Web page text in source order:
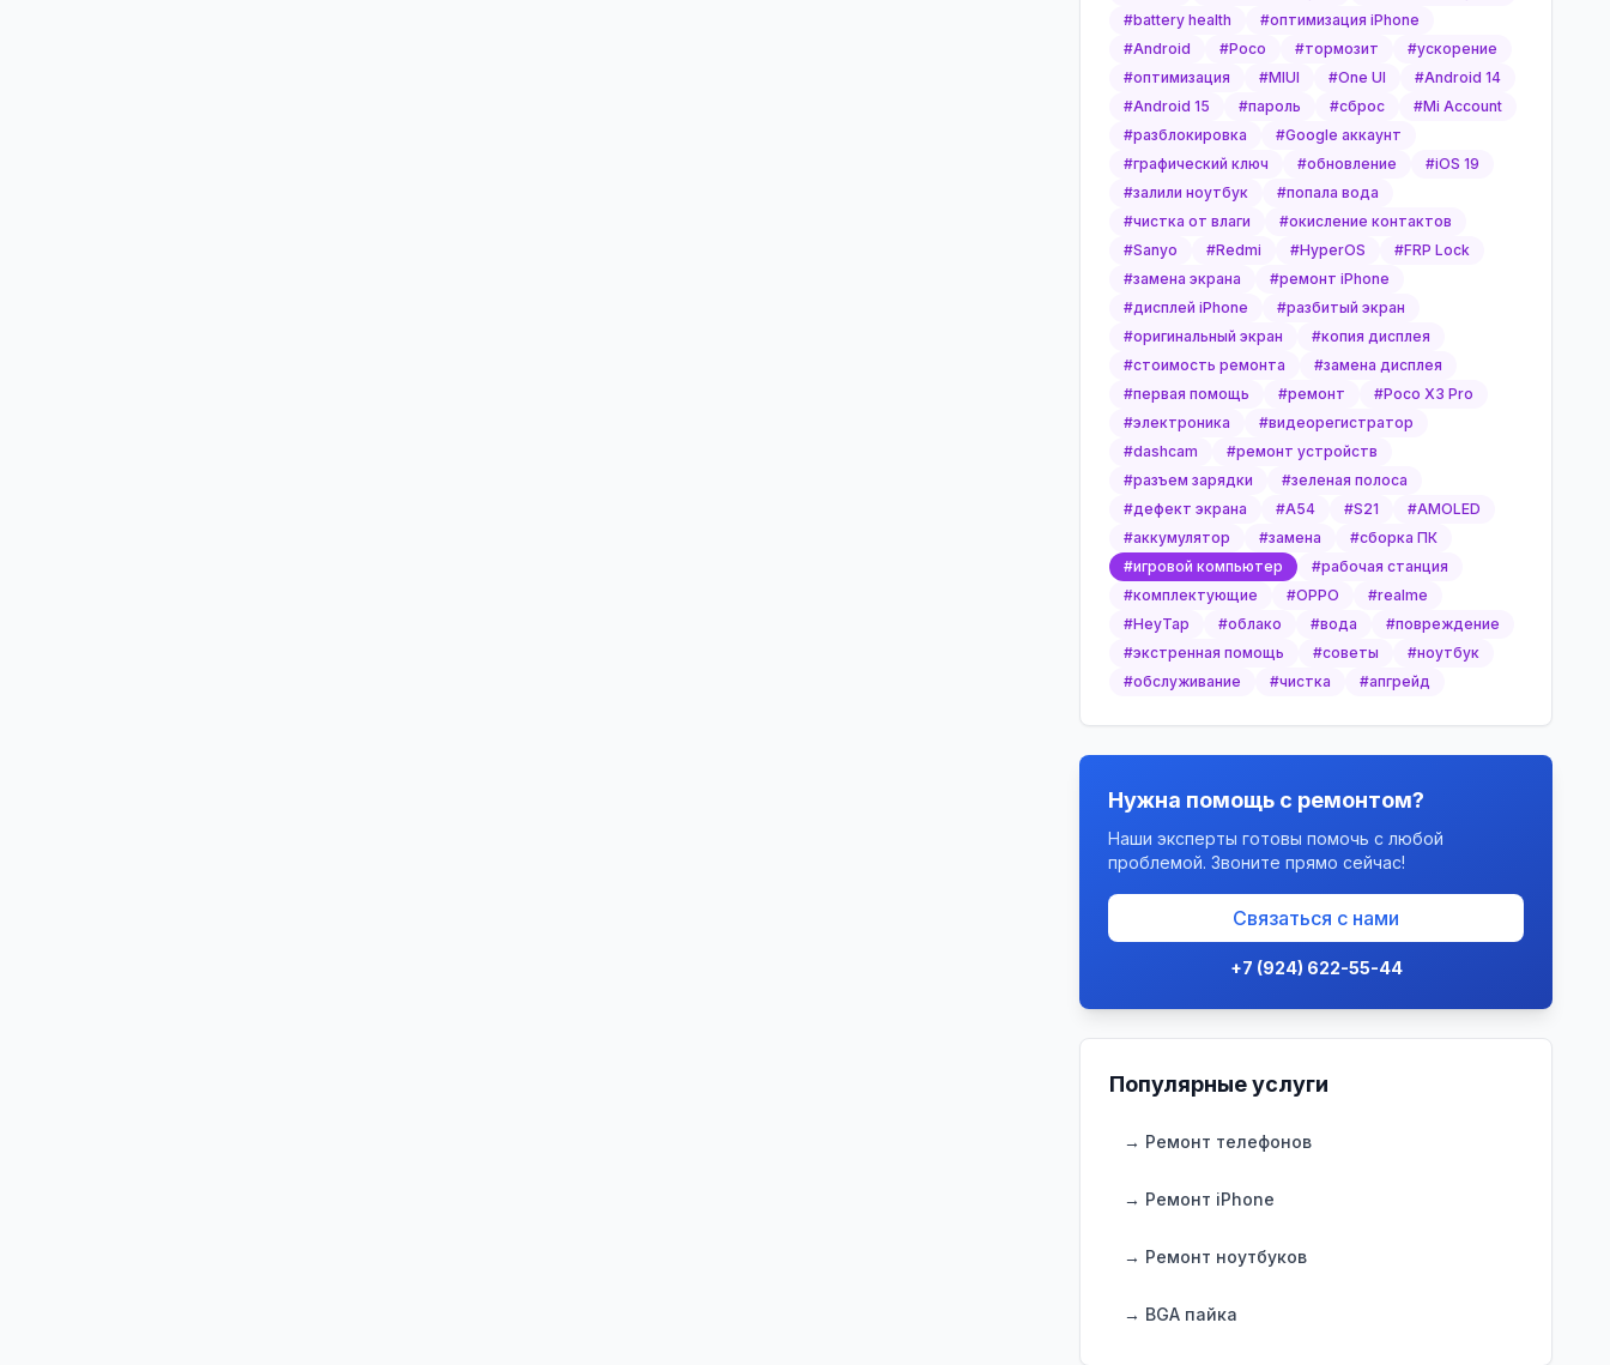
#battery health #оптимизация iPhone
#Android #Poco #тормозит #ускорение
#оптимизация #MIUI #One UI #Android 14
#Android 15 #пароль #сброс #Mi Account
#разблокировка #Google аккаунт
#графический ключ #обновление #iOS 19
#залили ноутбук #попала вода
#чистка от влаги #окисление контактов
#Sanyo #Redmi #HyperOS #FRP Lock
#замена экрана #ремонт iPhone
#дисплей iPhone #разбитый экран
#оригинальный экран #копия дисплея
#стоимость ремонта #замена дисплея
#первая помощь #ремонт #Poco X3 Pro
#электроника #видеорегистратор
#dashcam #ремонт устройств
#разъем зарядки #зеленая полоса
#дефект экрана #A54 #S21 #AMOLED
#аккумулятор #замена #сборка ПК
#игровой компьютер #рабочая станция
#комплектующие #OPPO #realme
#HeyTap #облако #вода #повреждение
#экстренная помощь #советы #ноутбук
#обслуживание #чистка #апгрейд
Нужна помощь с ремонтом?
Наши эксперты готовы помочь с любой
проблемой. Звоните прямо сейчас!
Связаться с нами
+7 (924) 622-55-44
Популярные услуги
→ Ремонт телефонов
→ Ремонт iPhone
→ Ремонт ноутбуков
→ BGA пайка